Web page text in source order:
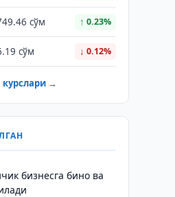
сўм ↑ 0.23%
сўм ↓ 0.12%
курслари →
бизнесга бино ва